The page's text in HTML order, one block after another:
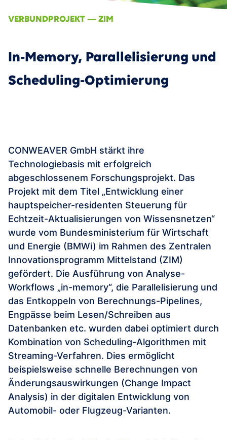
Smart Services & Predictive Maintenance
Smart Product Portfolio Management
VERBUNDPROJEKT — ZIM
In-Memory, Parallelisierung und
Scheduling-Optimierung
CONWEAVER GmbH stärkt ihre
Technologiebasis mit erfolgreich
abgeschlossenem Forschungsprojekt. Das
Projekt mit dem Titel „Entwicklung einer
hauptspeicher-residenten Steuerung für
Echtzeit-Aktualisierungen von Wissensnetzen“
wurde vom Bundesministerium für Wirtschaft
und Energie (BMWi) im Rahmen des Zentralen
Innovationsprogramm Mittelstand (ZIM)
gefördert. Die Ausführung von Analyse-
Workflows „in-memory“, die Parallelisierung und
das Entkoppeln von Berechnungs-Pipelines,
Engpässe beim Lesen/Schreiben aus
Datenbanken etc. wurden dabei optimiert durch
Kombination von Scheduling-Algorithmen mit
Streaming-Verfahren. Dies ermöglicht
beispielsweise schnelle Berechnungen von
Änderungsauswirkungen (Change Impact
Analysis) in der digitalen Entwicklung von
Automobil- oder Flugzeug-Varianten.